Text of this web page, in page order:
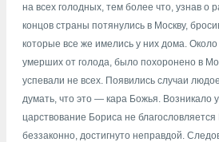
на всех голодных, тем более что, узнав о
концов страны потянулись в Москву,
которые все же имелись у них дома. Около
умерших от голода, было похоронено в
успевали не всех. Появились случаи
думать, что это — кара Божья. Возникало
царствование Бориса не
беззаконно, достигнуто неправдой.